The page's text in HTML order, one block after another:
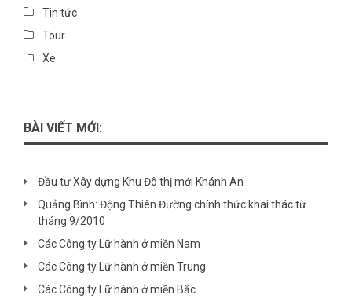
Tin tức
Tour
Xe
BÀI VIẾT MỚI:
Đầu tư Xây dựng Khu Đô thị mới Khánh An
Quảng Bình: Động Thiên Đường chính thức khai thác từ
tháng 9/2010
Các Công ty Lữ hành ở miền Nam
Các Công ty Lữ hành ở miền Trung
Các Công ty Lữ hành ở miền Bắc